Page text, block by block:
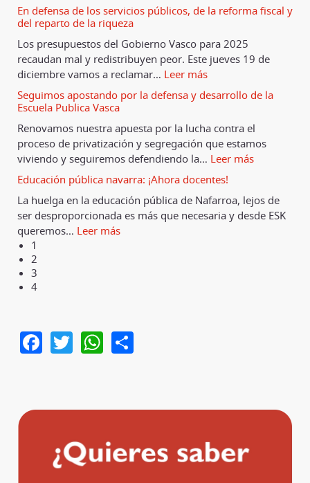
En defensa de los servicios públicos, de la reforma fiscal y
del reparto de la riqueza
Los presupuestos del Gobierno Vasco para 2025
recaudan mal y redistribuyen peor. Este jueves 19 de
diciembre vamos a reclamar… Leer más
Seguimos apostando por la defensa y desarrollo de la
Escuela Publica Vasca
Renovamos nuestra apuesta por la lucha contra el
proceso de privatización y segregación que estamos
viviendo y seguiremos defendiendo la… Leer más
Educación pública navarra: ¡Ahora docentes!
La huelga en la educación pública de Nafarroa, lejos de
ser desproporcionada es más que necesaria y desde ESK
queremos… Leer más
1
2
3
4
Facebook
TwitterWhatsApp